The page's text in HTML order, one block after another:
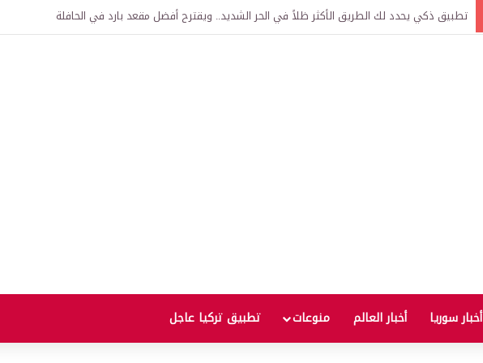
تركيا وسوريا توقعان اتفاقية لإنشاء “الجامعة السورية التركية” في دمشق.. منح دراسية واعتراف بالشهادات
أخبار سوريا أخبار العالم منوعات تطبيق تركيا عاجل